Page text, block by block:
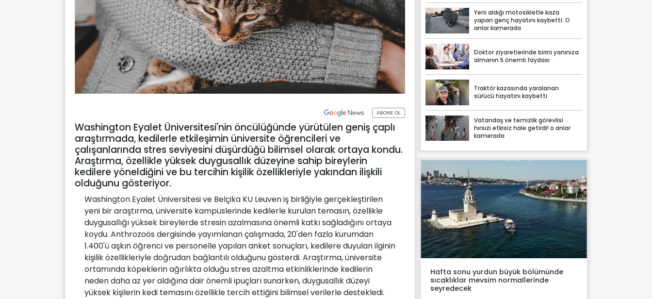
ABONE OL
Washington Eyalet Üniversitesi'nin öncülüğünde yürütülen geniş çaplı
araştırmada, kedilerle etkileşimin üniversite öğrencileri ve
çalışanlarında stres seviyesini düşürdüğü bilimsel olarak ortaya kondu.
Araştırma, özellikle yüksek duygusallık düzeyine sahip bireylerin
kedilere yöneldiğini ve bu tercihin kişilik özellikleriyle yakından ilişkili
olduğunu gösteriyor.
Washington Eyalet Üniversitesi ve Belçika KU Leuven iş birliğiyle gerçekleştirilen
yeni bir araştırma, üniversite kampüslerinde kedilerle kurulan temasın, özellikle
duygusallığı yüksek bireylerde stresin azalmasına önemli katkı sağladığını ortaya
koydu. Anthrozoös dergisinde yayımlanan çalışmada, 20'den fazla kurumdan
1.400'ü aşkın öğrenci ve personelle yapılan anket sonuçları, kedilere duyulan ilginin
kişilik özellikleriyle doğrudan bağlantılı olduğunu gösterdi. Araştırma, üniversite
ortamında köpeklerin ağırlıkta olduğu stres azaltma etkinliklerinde kedilerin
neden daha az yer aldığına dair önemli ipuçları sunarken, duygusallık düzeyi
yüksek kişilerin kedi temasını özellikle tercih ettiğini bilimsel verilerle destekledi.
Yeni aldığı motosikletle kaza
yapan genç hayatını kaybetti: O
anlar kamerada
Doktor ziyaretlerinde birini yanınıza
almanın 5 önemli faydası
Traktör kazasında yaralanan
sürücü hayatını kaybetti
Vatandaş ve temizlik görevlisi
hırsızı etkisiz hale getirdi! o anlar
kamerada
Hafta sonu yurdun büyük bölümünde
sıcaklıklar mevsim normallerinde
seyredecek